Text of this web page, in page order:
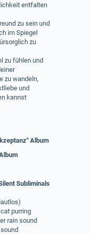
entfalten
zu sein und
im Spiegel
zu
zu fühlen und
zu wandeln,
und
kannst
Album
Subliminals
purring
rain sound